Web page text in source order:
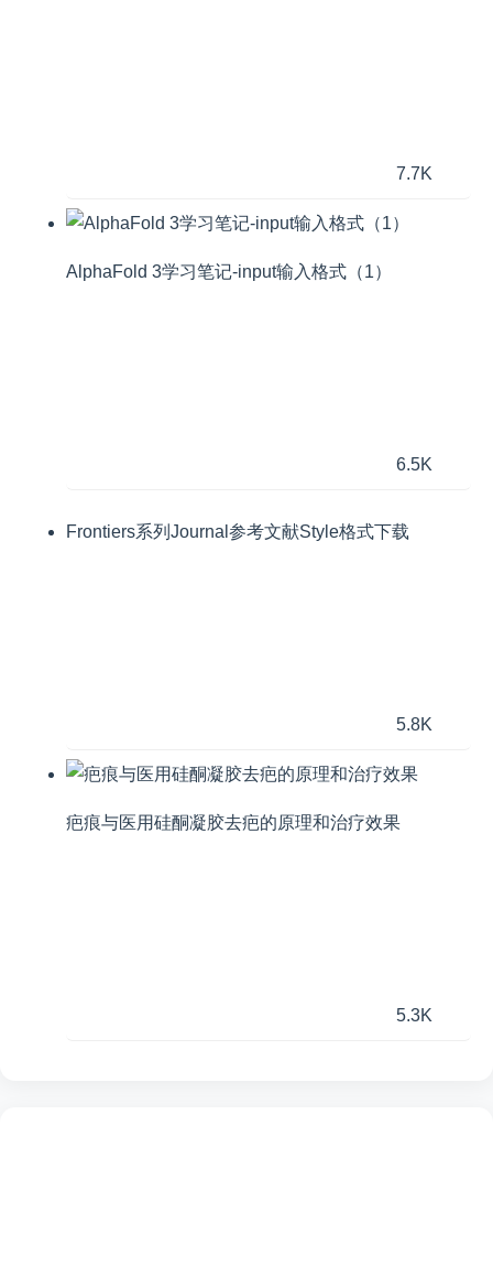
7.7K
AlphaFold 3学习笔记-input输入格式（1）
6.5K
Frontiers系列Journal参考文献Style格式下载
5.8K
疤痕与医用硅酮凝胶去疤的原理和治疗效果
5.3K